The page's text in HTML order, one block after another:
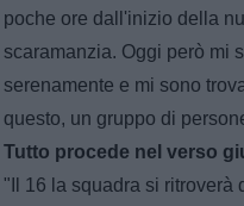
poche ore dall'inizio della
scaramanzia. Oggi però mi
serenamente e mi sono
questo, un gruppo di
Tutto procede nel verso
"Il 16 la squadra si ritroverà